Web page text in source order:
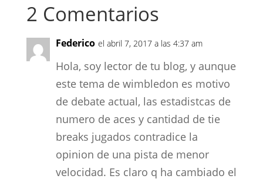
2 Comentarios
Federico el abril 7, 2017 a las 4:37 am
Hola, soy lector de tu blog, y aunque
este tema de wimbledon es motivo
de debate actual, las estadistcas de
numero de aces y cantidad de tie
breaks jugados contradice la
opinion de una pista de menor
velocidad. Es claro q ha cambiado el